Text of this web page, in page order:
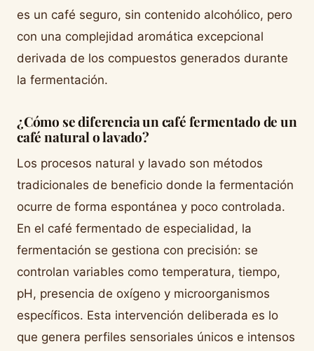
es un café seguro, sin contenido alcohólico, pero
con una complejidad aromática excepcional
derivada de los compuestos generados durante
la fermentación.
¿Cómo se diferencia un café fermentado de un
café natural o lavado?
Los procesos natural y lavado son métodos
tradicionales de beneficio donde la fermentación
ocurre de forma espontánea y poco controlada.
En el café fermentado de especialidad, la
fermentación se gestiona con precisión: se
controlan variables como temperatura, tiempo,
pH, presencia de oxígeno y microorganismos
específicos. Esta intervención deliberada es lo
que genera perfiles sensoriales únicos e intensos